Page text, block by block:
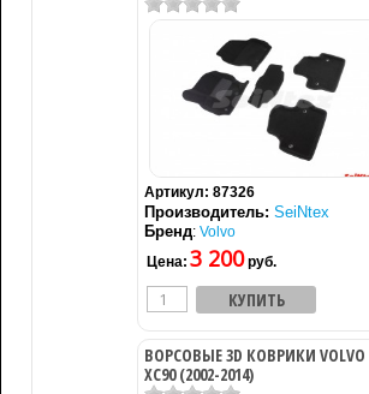
Артикул: 87326
Производитель: SeiNtex
Бренд: Volvo
Цена: 3 200руб.
ВОРСОВЫЕ 3D КОВРИКИ VOLVO
XC90 (2002-2014)